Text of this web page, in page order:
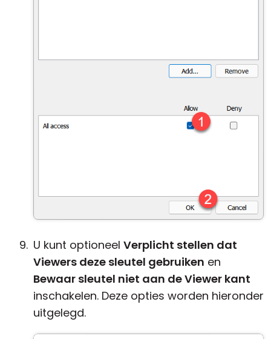
U kunt optioneel Verplicht stellen dat
Viewers deze sleutel gebruiken en
Bewaar sleutel niet aan de Viewer kant
inschakelen. Deze opties worden hieronder
uitgelegd.